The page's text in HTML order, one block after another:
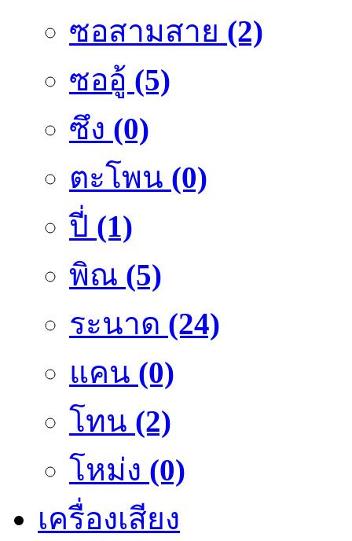
ซอสามสาย (2)
ซออู้ (5)
ซึง (0)
ตะโพน (0)
ปี่ (1)
พิณ (5)
ระนาด (24)
แคน (0)
โทน (2)
โหม่ง (0)
เครื่องเสียง